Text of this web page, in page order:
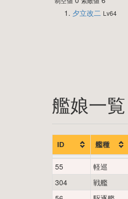
夕立改二 Lv64
艦娘一覧
ID 艦種
55 軽巡
304
戦艦